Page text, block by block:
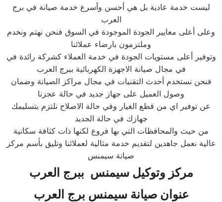
ليست خدمة عادية بل هي أحسن وأسرع خدمة صيانة في برج
العرب
وعلى أعلى معايير الجودة الموجودة في السوق فنحن نهتم ونخدم
وملتزمون بارضاء عملائنا
وتوفير أعلى مستويات الجودة في خدمة العملاء كشركة رائدة في
في مجال صيانة الاجهزة الكهربائية ببرج العرب
فنحن نستخدم أحدث التقنيات في مجال مراكز الصيانة وضمان
وصول العميل على جهاز جديد في حالة عجزنا
عن توفير اي من قطع الغيار وفي حالة الاصلاح نلتزم بتسليمك
جهازك في حالة الجديد
من حيث والمحافظات التي بها فروع لكنها ذات كثافة سكانية
عالية نعمل جاهدين لتقديم خدمة مثالية لعملائنا وتليق بأسم مركز
صيانة سيمنس
مركز وتوكيلسيمنس ببرج العرب
عنوان صيانةسيمنس برج العرب